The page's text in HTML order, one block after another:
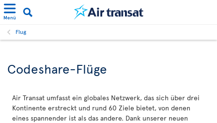
Menü
Flug
Codeshare-Flüge
Air Transat umfasst ein globales Netzwerk, das sich über drei
Kontinente erstreckt und rund 60 Ziele bietet, von denen
eines spannender ist als das andere. Dank unserer neuen